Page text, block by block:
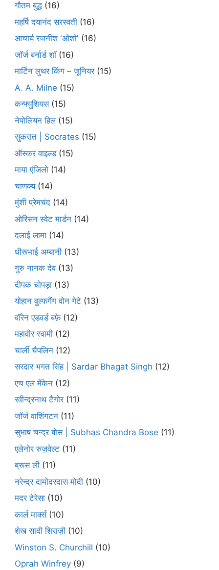
गौतम बुद्ध (16)
महर्षि दयानंद सरस्वती (16)
आचार्य रजनीश 'ओशो' (16)
जॉर्ज बर्नार्ड शॉ(16)
मार्टिन लुथर किंग – जूनियर(15)
A. A. Milne (15)
कन्फ्युशियस(15)
नेपोलियन हिल(15)
सुकरात | Socrates (15)
ऑस्कर वाइल्ड(15)
माया एंजिलो (14)
चाणक्य(14)
मुंशी प्रेमचंद (14)
ओरिसन स्‍वेट मार्डन (14)
दलाई लामा (14)
धीरूभाई अम्बानी (13)
गुरु नानक देव(13)
दीपक चोपड़ा (13)
योहान वुल्फगैंग वोन गेटे (13)
वॉरेन एडवर्ड बफ़े(12)
महावीर स्वामी (12)
चार्ली चैपलिन (12)
सरदार भगत सिंह | Sardar Bhagat Singh (12)
एच एल मेंकेन (12)
रवीन्द्रनाथ टैगोर(11)
जॉर्ज वाशिंगटन (11)
सुभाष चन्द्र बोस | Subhas Chandra Bose (11)
एलेनोर रुज़वेल्ट (11)
ब्रूस ली (11)
नरेन्द्र दामोदरदास मोदी (10)
मदर टेरेसा (10)
कार्ल मार्क्स(10)
शेख सादी शिराज़ी (10)
Winston S. Churchill (10)
Oprah Winfrey (9)